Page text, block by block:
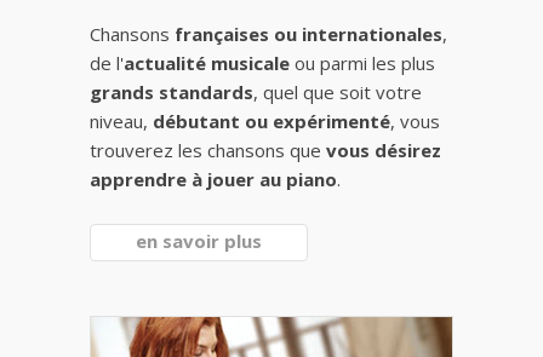
Chansons françaises ou internationales,
de l'actualité musicale ou parmi les plus
grands standards, quel que soit votre
niveau, débutant ou expérimenté, vous
trouverez les chansons que vous désirez
apprendre à jouer au piano.
en savoir plus